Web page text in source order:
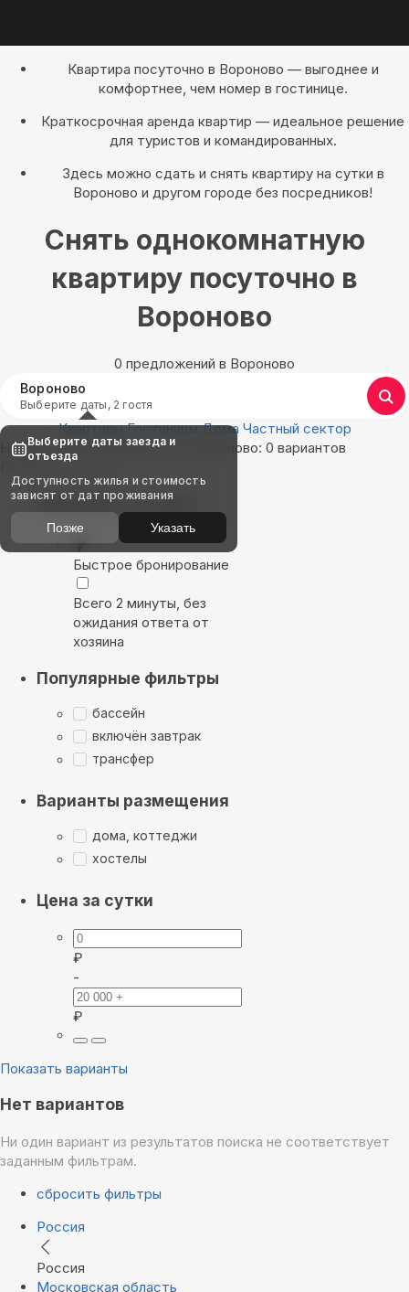
Квартира посуточно в Вороново — выгоднее и
комфортнее, чем номер в гостинице.
Краткосрочная аренда квартир — идеальное решение
для туристов и командированных.
Здесь можно сдать и снять квартиру на сутки в
Вороново и другом городе без посредников!
Снять однокомнатную
квартиру посуточно в
Вороново
0 предложений в Вороново
Вороново
Выберите даты, 2 гостя
Квартиры Гостиницы Дома Частный сектор
Найдём, где остановиться в Вороново: 0 вариантов
Показать на карте
Выбирайте лучшее
Быстрое бронирование
Всего 2 минуты, без
ожидания ответа от
хозяина
Популярные фильтры
бассейн
включён завтрак
трансфер
Варианты размещения
дома, коттеджи
хостелы
Цена за сутки
₽
-
₽
Показать варианты
Нет вариантов
Ни один вариант из результатов поиска не соответствует
заданным фильтрам.
сбросить фильтры
Россия
Россия
Московская область
Выберите даты заезда и
отъезда
Доступность жилья и стоимость
зависят от дат проживания
Позже Указать